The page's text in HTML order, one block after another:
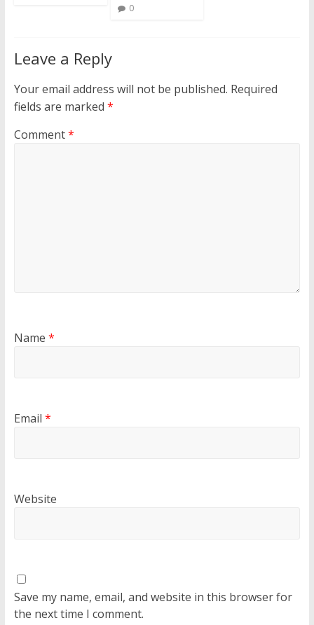
0
Leave a Reply
Your email address will not be published. Required
fields are marked *
Comment*
Name *
Email *
Website
Save my name, email, and website in this browser for
the next time I comment.